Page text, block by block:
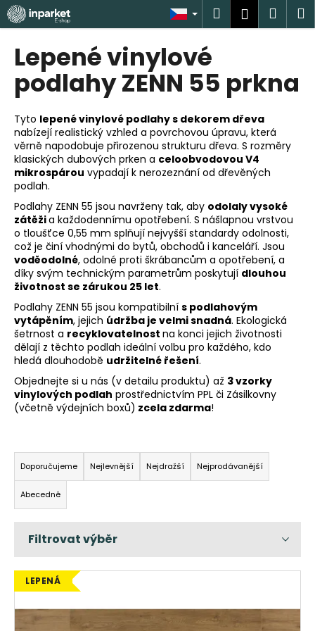
Přejít
na
obsah
Hledat
Lepené vinylové
podlahy ZENN 55 prkna
Tyto lepené vinylové podlahy s dekorem dřeva
nabízejí realistický vzhled a povrchovou úpravu, která
věrně napodobuje přirozenou strukturu dřeva. S rozměry
klasických dubových prken a celoobvodovou V4
mikrospárou vypadají k nerozeznání od dřevěných
podlah.
Podlahy ZENN 55 jsou navrženy tak, aby odolaly vysoké
zátěžia každodennímu opotřebení. S nášlapnou vrstvou
o tloušťce 0,55 mm splňují nejvyšší standardy odolnosti,
což je činí vhodnými do bytů, obchodů i kanceláří. Jsou
voděodolné, odolné proti škrábancům a opotřebení, a
díky svým technickým parametrům poskytují dlouhou
životnost se zárukou 25 let.
Podlahy ZENN 55 jsou kompatibilní s podlahovým
vytápěním, jejich údržba je velmi snadná. Ekologická
šetrnost a recyklovatelnost na konci jejich životnosti
dělají z těchto podlah ideální volbu pro každého, kdo
hledá dlouhodobě udržitelné řešení.
Objednejte si u nás (v detailu produktu) až 3 vzorky
vinylových podlah prostřednictvím PPL či Zásilkovny
(včetně výdejních boxů) zcela zdarma!
Ř
a
z
e
n
p
r
o
d
Doporučujeme Nejlevnější Nejdražší Nejprodávanější
Abecedně
V
ý
p
LEPENÁ
K
o
C
o
p
o
t
ř
e
b
u
j
e
t
e
n
a
j
í
t
?
HLEDAT
o
p
o